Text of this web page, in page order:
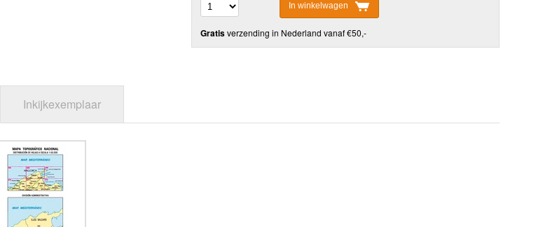
In winkelwagen
Gratisverzending in Nederland vanaf €50,-
Inkijkexemplaar